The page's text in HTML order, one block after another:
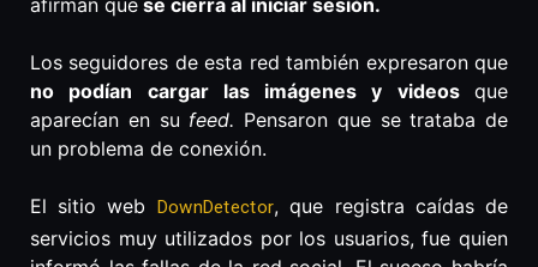
Los seguidores de esta red también expresaron que
no podían cargar las imágenes y videos que
aparecían en su feed. Pensaron que se trataba de
un problema de conexión.
El sitio web DownDetector, que registra caídas de
servicios muy utilizados por los usuarios, fue quien